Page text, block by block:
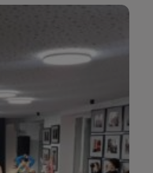
najmłodszych lat.
i odkrywania